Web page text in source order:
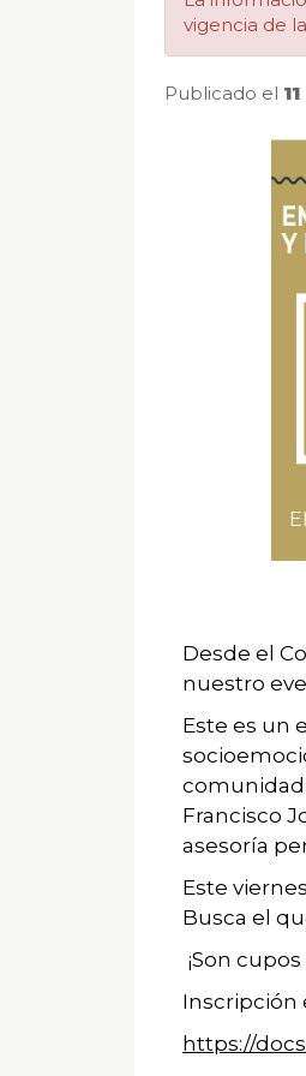
Agencia
vigencia de
Publicado el
Desde el
nuestro
Este es un
comunidad
Francisco
asesoría
Este
Busca el
¡Son
Inscripción
https://